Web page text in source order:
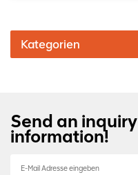
Kategorien
Send an
information!